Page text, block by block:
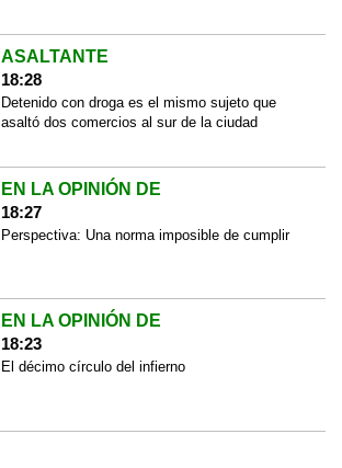
ASALTANTE
18:28
Detenido con droga es el mismo sujeto que
asaltó dos comercios al sur de la ciudad
EN LA OPINIÓN DE
18:27
Perspectiva: Una norma imposible de cumplir
EN LA OPINIÓN DE
18:23
El décimo círculo del infierno